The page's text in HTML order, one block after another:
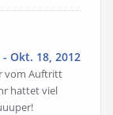
Okt. 18, 2012
vom Auftritt
hattet viel